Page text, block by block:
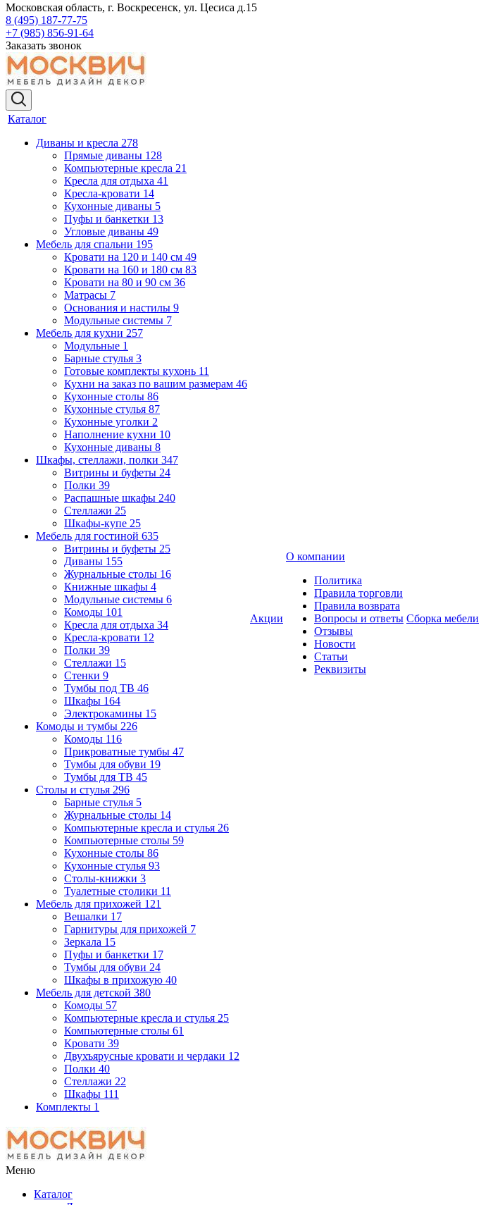
Московская область, г. Воскресенск, ул. Цесиса д.15
8 (495) 187-77-75
+7 (985) 856-91-64
Заказать звонок
Каталог
Диваны и кресла 278
Прямые диваны 128
Компьютерные кресла 21
Кресла для отдыха 41
Кресла-кровати 14
Кухонные диваны 5
Пуфы и банкетки 13
Угловые диваны 49
Мебель для спальни 195
Кровати на 120 и 140 см 49
Кровати на 160 и 180 см 83
Кровати на 80 и 90 см 36
Матрасы 7
Основания и настилы 9
Модульные системы 7
Мебель для кухни 257
Модульные 1
Барные стулья 3
Готовые комплекты кухонь 11
Кухни на заказ по вашим размерам 46
Кухонные столы 86
Кухонные стулья 87
Кухонные уголки 2
Наполнение кухни 10
Кухонные диваны 8
Шкафы, стеллажи, полки 347
Витрины и буфеты 24
Полки 39
Распашные шкафы 240
Стеллажи 25
Шкафы-купе 25
Мебель для гостиной 635
Витрины и буфеты 25
Диваны 155
Журнальные столы 16
Книжные шкафы 4
Модульные системы 6
Комоды 101
Кресла для отдыха 34
Кресла-кровати 12
Полки 39
Стеллажи 15
Стенки 9
Тумбы под ТВ 46
Шкафы 164
Электрокамины 15
Комоды и тумбы 226
Комоды 116
Прикроватные тумбы 47
Тумбы для обуви 19
Тумбы для ТВ 45
Столы и стулья 296
Барные стулья 5
Журнальные столы 14
Компьютерные кресла и стулья 26
Компьютерные столы 59
Кухонные столы 86
Кухонные стулья 93
Столы-книжки 3
Туалетные столики 11
Мебель для прихожей 121
Вешалки 17
Гарнитуры для прихожей 7
Зеркала 15
Пуфы и банкетки 17
Тумбы для обуви 24
Шкафы в прихожую 40
Мебель для детской 380
Комоды 57
Компьютерные кресла и стулья 25
Компьютерные столы 61
Кровати 39
Двухъярусные кровати и чердаки 12
Полки 40
Стеллажи 22
Шкафы 111
Комплекты 1
Акции
О компании
Политика
Правила торговли
Правила возврата
Вопросы и ответы
Отзывы
Новости
Статьи
Реквизиты
Сборка мебели
Меню
Каталог